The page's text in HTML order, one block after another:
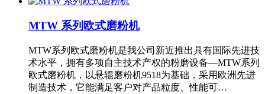
MTW 系列欧式磨粉机
MTW系列欧式磨粉机是我公司新近推出具有国际先进技
术水平，拥有多项自主技术产权的粉磨设备—MTW系列
欧式磨粉机，以悬辊磨粉机9518为基础，采用欧洲先进
制造技术，它能满足客户对产品粒度、性能可…